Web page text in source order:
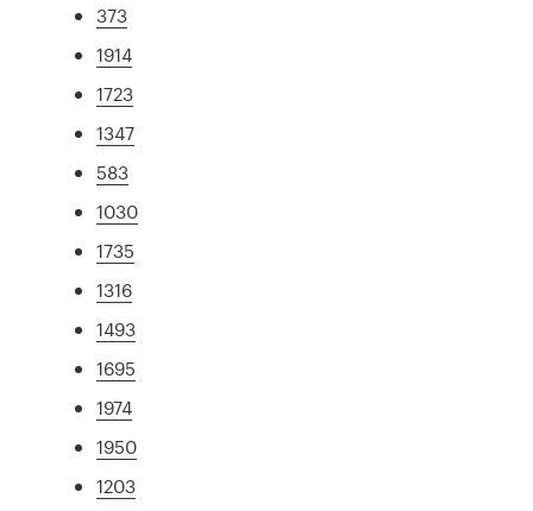
373
1914
1723
1347
583
1030
1735
1316
1493
1695
1974
1950
1203